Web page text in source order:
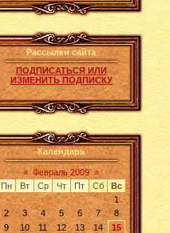
Рассылки сайта
ПОДПИСАТЬСЯ ИЛИ
ИЗМЕНИТЬ ПОДПИСКУ
Календарь
« Февраль 2009 »
Пн
Вт Ср Чт Пт Сб
Вс
1
2
3 4 5 6 7
8
9
10 11 12 13 14
15